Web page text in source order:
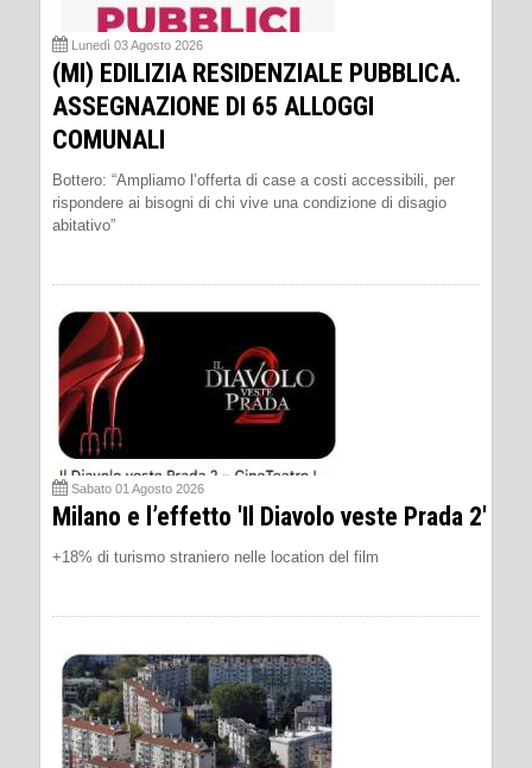
Lunedì 03 Agosto 2026
(MI) EDILIZIA RESIDENZIALE PUBBLICA.
ASSEGNAZIONE DI 65 ALLOGGI
COMUNALI
Bottero: “Ampliamo l’offerta di case a costi accessibili, per
rispondere ai bisogni di chi vive una condizione di disagio
abitativo”
Sabato 01 Agosto 2026
Milano e l’effetto 'Il Diavolo veste Prada 2'
+18% di turismo straniero nelle location del film